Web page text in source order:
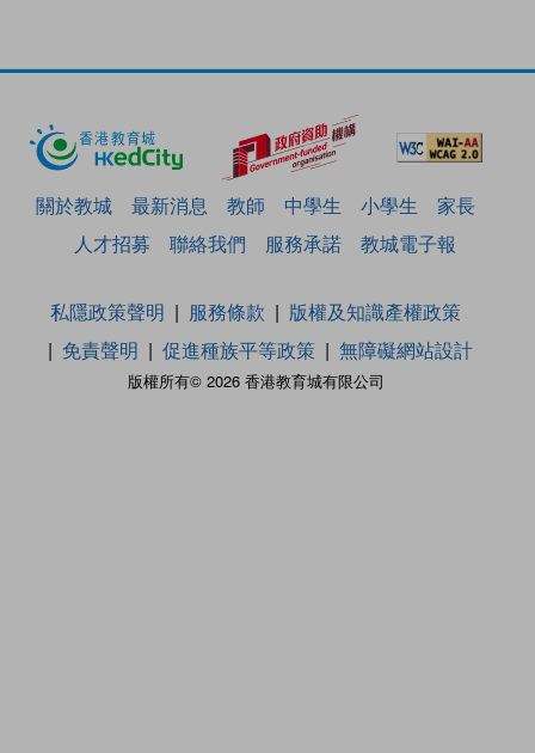
關於教城 最新消息 教師 中學生 小學生
家長
人才招募
聯絡我們 服務承諾 教城電子報
版權所有© 2026 香港教育城有限公司
私隱政策聲明 服務條款
版權及知識產權政策
免責聲明
促進種族平等政策 無障礙網站設計